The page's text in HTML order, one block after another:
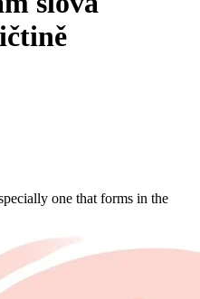
one that forms in the